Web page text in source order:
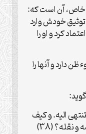
خاص، آن است که:
توثیق خودش وارد
کرد و او را
دارد و آنها را
الیه. و کیف
نقله؟ (38)